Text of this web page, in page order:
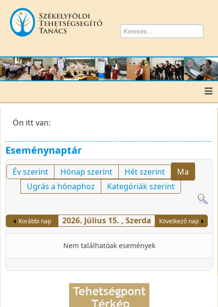
≡
Ön itt van:
Eseménynaptár
Év szerint Hónap szerint Hét szerint
Ma
Ugrás a hónaphoz
Kategóriák szerint
Korábbi nap 2026. Július 15. , Szerda Következő nap
Nem találhatóak események